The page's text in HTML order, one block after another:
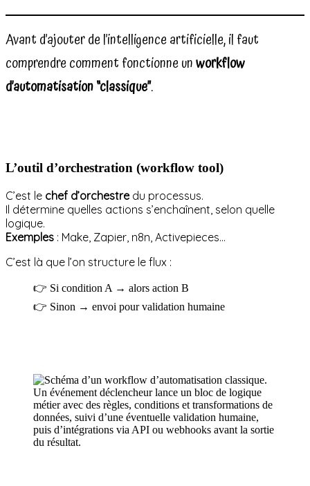
Avant d’ajouter de l’intelligence artificielle, il faut
comprendre comment fonctionne unworkflow
d’automatisation “classique”.
L’outil d’orchestration (workflow tool)
C’est le chef d’orchestredu processus.
Il détermine quelles actions s’enchaînent, selon quelle
logique.
Exemples : Make, Zapier, n8n, Activepieces…
C’est là que l’on structure le flux :
👉 Si condition A → alors action B
👉 Sinon → envoi pour validation humaine